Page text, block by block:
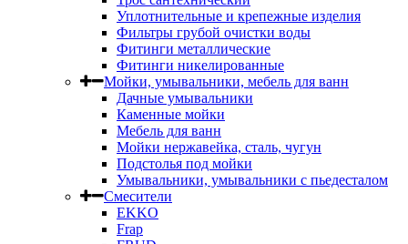
Уплотнительные и крепежные изделия
Фильтры грубой очистки воды
Фитинги металлические
Фитинги никелированные
Мойки, умывальники, мебель для ванн
Дачные умывальники
Каменные мойки
Мебель для ванн
Мойки нержавейка, сталь, чугун
Подстолья под мойки
Умывальники, умывальники с пьедесталом
Смесители
EKKO
Frap